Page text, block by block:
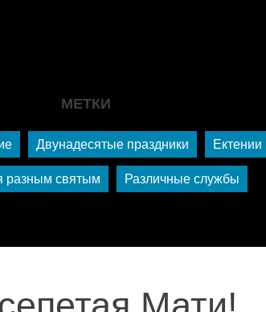
МЕТКИ
Двунадесятые праздники Ектении
разным святым Различные службы